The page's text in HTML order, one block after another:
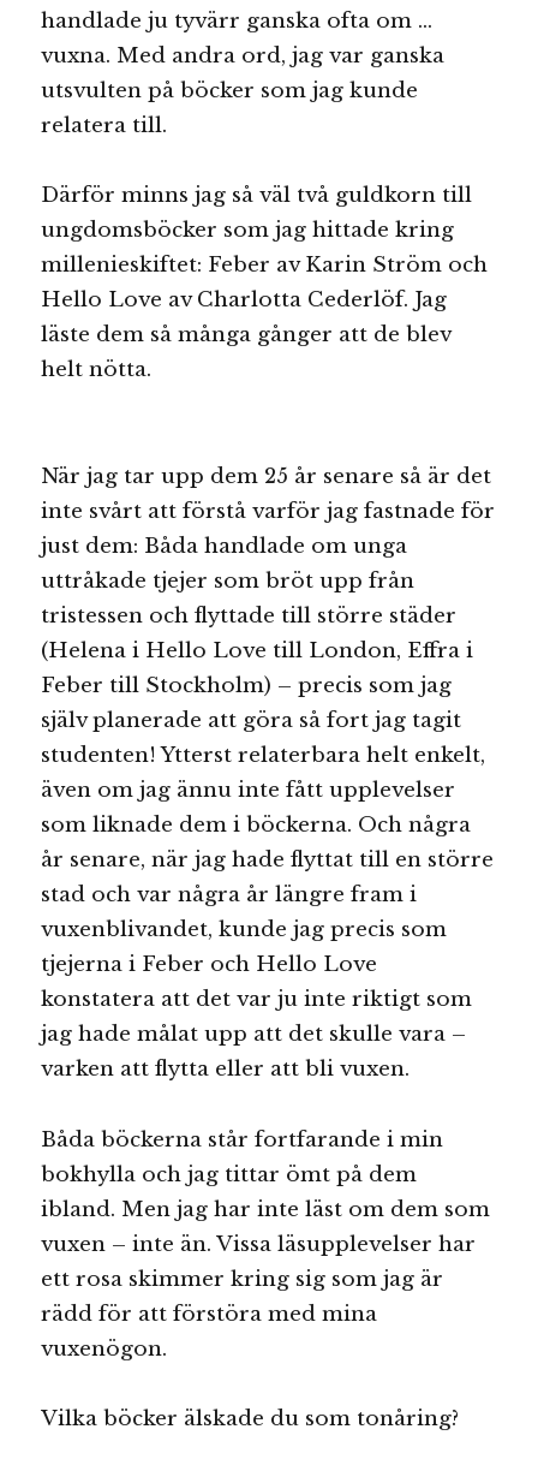
handlade ju tyvärr ganska ofta om …
vuxna. Med andra ord, jag var ganska
utsvulten på böcker som jag kunde
relatera till.
Därför minns jag så väl två guldkorn till
ungdomsböcker som jag hittade kring
millenieskiftet: Feber av Karin Ström och
Hello Love av Charlotta Cederlöf. Jag
läste dem så många gånger att de blev
helt nötta.
När jag tar upp dem 25 år senare så är det
inte svårt att förstå varför jag fastnade för
just dem: Båda handlade om unga
uttråkade tjejer som bröt upp från
tristessen och flyttade till större städer
(Helena i Hello Love till London, Effra i
Feber till Stockholm) – precis som jag
själv planerade att göra så fort jag tagit
studenten! Ytterst relaterbara helt enkelt,
även om jag ännu inte fått upplevelser
som liknade dem i böckerna. Och några
år senare, när jag hade flyttat till en större
stad och var några år längre fram i
vuxenblivandet, kunde jag precis som
tjejerna i Feber och Hello Love
konstatera att det var ju inte riktigt som
jag hade målat upp att det skulle vara –
varken att flytta eller att bli vuxen.
Båda böckerna står fortfarande i min
bokhylla och jag tittar ömt på dem
ibland. Men jag har inte läst om dem som
vuxen – inte än. Vissa läsupplevelser har
ett rosa skimmer kring sig som jag är
rädd för att förstöra med mina
vuxenögon.
Vilka böcker älskade du som tonåring?